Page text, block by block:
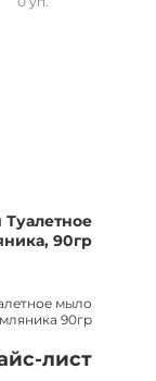
Туалетное
90гр
мыло
90гр
лист